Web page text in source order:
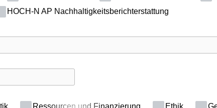
HOCH-N AP Nachhaltigkeitsberichterstattung
Ressourcen und Finanzierung Ethik